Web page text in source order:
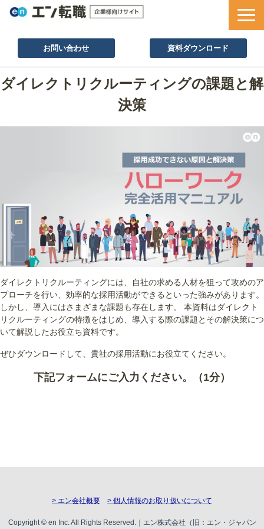
お問い合わせ 資料ダウンロード
サービス一覧
採用ノウハウ
お役立ち資料
ダイレクトリクルーティングの課題と解
決策
ダイレクトリクルーティングには、自社の求める人材を狙って攻めのア
プローチを行い、効率的な採用活動ができるといった強みがあります。
しかし、導入にはさまざまな課題も存在します。 本資料はダイレクト
リクルーティングの特徴をはじめ、導入する際の課題とその解決策につ
いて解説したお役立ち資料です。
ぜひダウンロードして、貴社の採用活動にお役立てください。
下記フォームにご入力ください。（1分）
> エン会社概要 > 個人情報のお取り扱いについて
Copyright © en Inc. All Rights Reserved.｜エン株式会社（旧：エン・ジャパン